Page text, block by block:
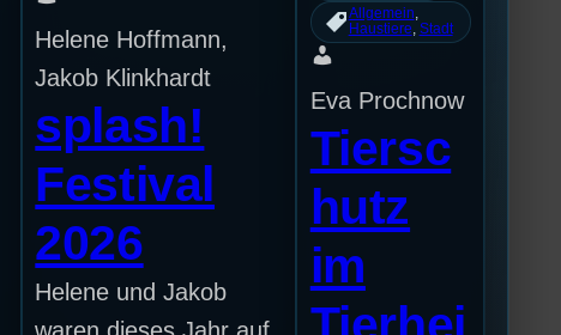
Helene Hoffmann,
Jakob Klinkhardt
splash!
Festival
2026
Helene und Jakob
Allgemein
Haustiere Stadt
Eva Prochnow
Tiersc
hutz
im
Tierhei